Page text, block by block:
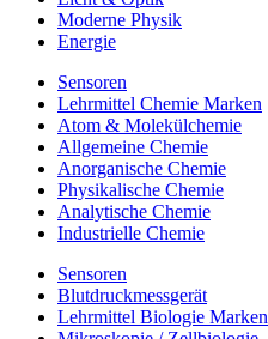
Moderne Physik
Energie
Sensoren
Lehrmittel Chemie Marken
Atom & Molekülchemie
Allgemeine Chemie
Anorganische Chemie
Physikalische Chemie
Analytische Chemie
Industrielle Chemie
Sensoren
Blutdruckmessgerät
Lehrmittel Biologie Marken